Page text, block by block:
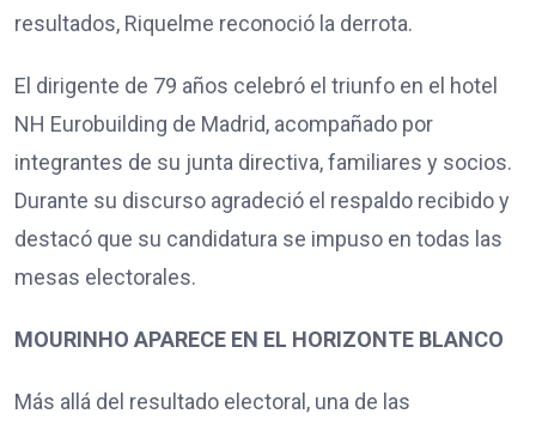
resultados, Riquelme reconoció la derrota.
El dirigente de 79 años celebró el triunfo en el hotel
NH Eurobuilding de Madrid, acompañado por
integrantes de su junta directiva, familiares y socios.
Durante su discurso agradeció el respaldo recibido y
destacó que su candidatura se impuso en todas las
mesas electorales.
MOURINHO APARECE EN EL HORIZONTE BLANCO
Más allá del resultado electoral, una de las